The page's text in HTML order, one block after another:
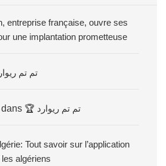
entreprise française, ouvre ses
une implantation prometteuse
🏆 تم تم
dans 🏆 تم تم ريوارد
Tout savoir sur l’application
algériens